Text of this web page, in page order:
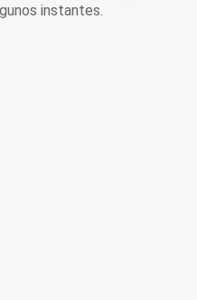
instantes.